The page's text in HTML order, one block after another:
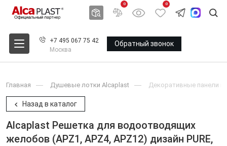
0 0
+7 495 067 75 42
Москва
Обратный звонок
Главная Душевые лотки Alcaplast Декоративные панели и
Назад в каталог
Alcaplast Решетка для водоотводящих
желобов (APZ1, APZ4, APZ12) дизайн PURE,